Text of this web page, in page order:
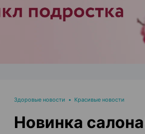
Здоровые новости • Красивые новости
Новинка